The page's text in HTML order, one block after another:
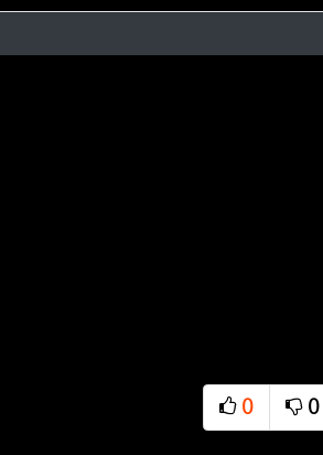
0
추천
0
비